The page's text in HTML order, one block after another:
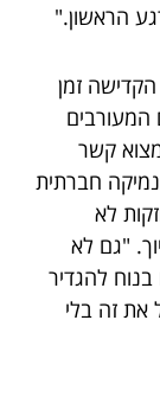
הראשון."
זמן
המעורבים
קשר
חברתית
לא
"גם לא
בנוח להגדיר
את זה בלי